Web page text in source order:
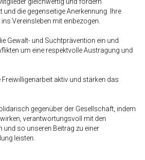
und die gegenseitige Anerkennung. Ihre
Vereinsleben mit einbezogen.
Gewalt- und Suchtprävention ein und
um eine respektvolle Austragung und
aktiv und stärken das
gegenüber der Gesellschaft, indem
verantwortungsvoll mit den
und so unseren Beitrag zu einer
leisten.